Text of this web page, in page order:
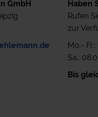
GmbH
Haben
Rufen
zur
Mo.-
Sa.:
Bis